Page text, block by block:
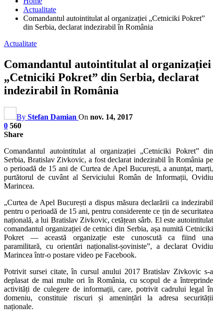
Actualitate
Comandantul autointitulat al organizației „Cetniciki Pokret”
din Serbia, declarat indezirabil în România
Actualitate
Comandantul autointitulat al organizației
„Cetniciki Pokret” din Serbia, declarat
indezirabil în România
By Stefan Damian On nov. 14, 2017
0 560
Share
Comandantul autointitulat al organizației „Cetniciki Pokret” din
Serbia, Bratislav Zivkovic, a fost declarat indezirabil în România pe
o perioadă de 15 ani de Curtea de Apel București, a anunțat, marți,
purtătorul de cuvânt al Serviciului Român de Informații, Ovidiu
Marincea.
„Curtea de Apel București a dispus măsura declarării ca indezirabil
pentru o perioadă de 15 ani, pentru considerente ce țin de securitatea
națională, a lui Bratislav Zivkovic, cetățean sârb. El este autointitulat
comandantul organizației de cetnici din Serbia, așa numită Cetniciki
Pokret — această organizație este cunoscută ca fiind una
paramilitară, cu orientări naționalist-șoviniste”, a declarat Ovidiu
Marincea într-o postare video pe Facebook.
Potrivit sursei citate, în cursul anului 2017 Bratislav Zivkovic s-a
deplasat de mai multe ori în România, cu scopul de a întreprinde
activități de culegere de informații, care, potrivit cadrului legal în
domeniu, constituie riscuri și amenințări la adresa securității
naționale.